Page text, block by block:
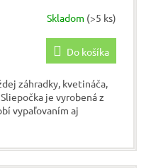
Skladom (>5 ks)
Do košíka
záhradky, kvetináča,
je vyrobená z
vypaľovaním aj